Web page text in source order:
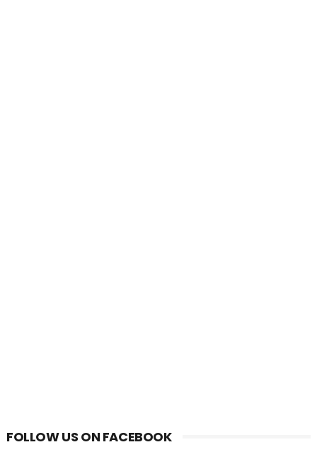
FOLLOW US ON FACEBOOK